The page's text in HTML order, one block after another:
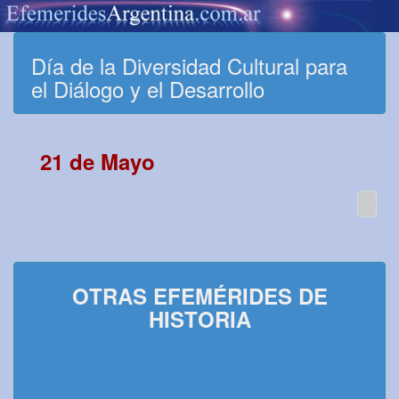
Día de la Diversidad Cultural para
el Diálogo y el Desarrollo
21 de Mayo
OTRAS EFEMÉRIDES DE
HISTORIA